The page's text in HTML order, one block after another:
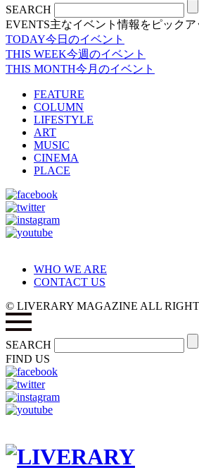
SEARCH
EVENTS主なイベント情報をピックア
TODAY今日のイベント
THIS WEEK今週のイベント
THIS MONTH今月のイベント
FEATURE
COLUMN
LIFESTYLE
ART
MUSIC
CINEMA
PLACE
WHO WE ARE
CONTACT US
© LIVERARY MAGAZINE ALL
SEARCH
FIND US